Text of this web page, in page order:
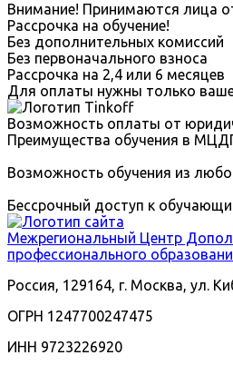
Внимание! Принимаются лица
Рассрочка на обучение!
Без дополнительных комиссий
Без первоначального взноса
Рассрочка на 2,4 или 6 месяцев
Для оплаты нужны только
Возможность оплаты от
Преимущества обучения в
Возможность обучения из
Бессрочный доступ к
Межрегиональный Центр
профессионального
Россия, 129164, г. Москва, ул.
ОГРН 1247700247475
ИНН 9723226920